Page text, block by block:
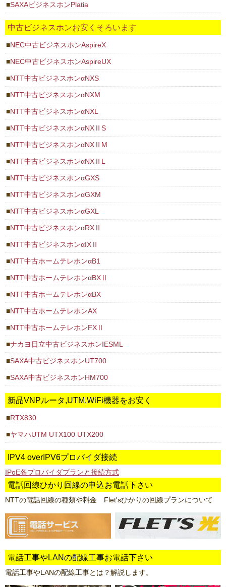
SAXAビジネスホンPlatia
中古ビジネスホンお安くそろいます
NEC中古ビジネスホンAspireX
NEC中古ビジネスホンAspireUX
NTT中古ビジネスホンαNXS
NTT中古ビジネスホンαNXM
NTT中古ビジネスホンαNXL
NTT中古ビジネスホンαNXⅡS
NTT中古ビジネスホンαNXⅡM
NTT中古ビジネスホンαNXⅡL
NTT中古ビジネスホンαGXS
NTT中古ビジネスホンαGXM
NTT中古ビジネスホンαGXL
NTT中古ビジネスホンαRXⅡ
NTT中古ビジネスホンαIXⅡ
NTT中古ホームテレホンαB1
NTT中古ホームテレホンαBXⅡ
NTT中古ホームテレホンαBX
NTT中古ホームテレホンAX
NTT中古ホームテレホンFXⅡ
ナカヨ日立中古ビジネスホンIESML
SAXA中古ビジネスホンUT700
SAXA中古ビジネスホンHM700
新品VNPルータ,UTM,WiFi機器をお安く
RTX830
ヤマハUTM UTX100 UTX200
IPV4 overIPV6プロバイダ接続
IPoE各プロバイダプランと接続方式
電話回線ひかり回線の申込お電話下さい
NTTの電話回線の種類や料金 Flet'sひかりの回線プランについて
電話工事やLANの配線工事お電話下さい
電話工事やLANの配線工事とは？解説します。